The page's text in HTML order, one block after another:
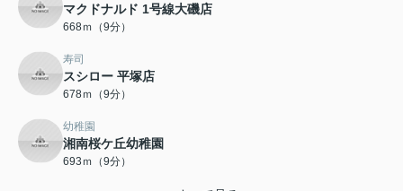
マクドナルド 1号線大磯店
668ｍ（9分）
寿司
スシロー 平塚店
678ｍ（9分）
幼稚園
湘南桜ケ丘幼稚園
693ｍ（9分）